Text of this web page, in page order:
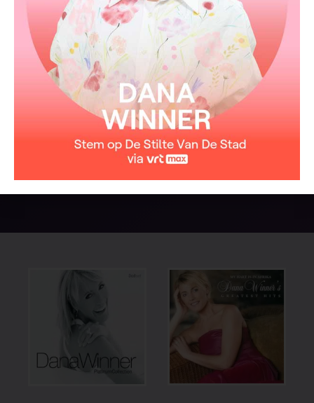
Streets of London BEKIJK
ABBA medley BEKIJK
EAN code: 0724358021325